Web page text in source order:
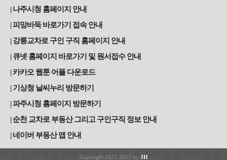
나주시청 홈페이지 안내
피망바둑 바로가기 접속 안내
강릉교차로 구인 구직 홈페이지 안내
큐넷 홈페이지 바로가기 및 원서접수 안내
카카오 웹툰 어플 다운로드
기상청 날씨누리 방문하기
파주시청 홈페이지 방문하기
순천 교차로 부동산 그리고 구인구직 정보 안내
네이버 부동산 앱 안내
Copyright 2022-2025 by JH